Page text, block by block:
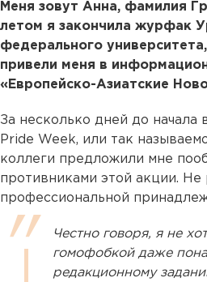
Меня зовут Анна, фамилия
летом я закончила журфак
федерального
привели меня в
«Европейско-Азиатские
За несколько дней до начала
Pride Week, или так
коллеги предложили мне
противниками этой акции. Не
профессиональной
Честно говоря, я не
гомофобкой даже
редакционному